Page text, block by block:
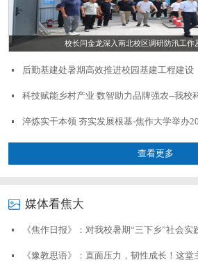
校长闫金龙深入南北校区调研防汛工作
后勤基建处暑期高效推进校园基建工程建设
查看更多
媒体看焦大